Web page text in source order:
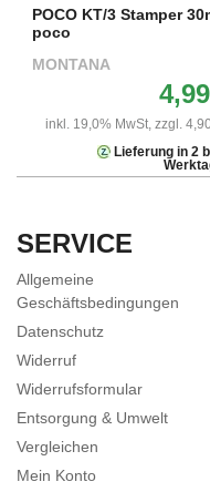
POCO KT/3 Stamper
poco
MONTANA
inkl. 19,0% MwSt, zzgl.
Lieferung in 2
SERVICE
Allgemeine
Geschäftsbedingungen
Datenschutz
Widerruf
Widerrufsformular
Entsorgung & Umwelt
Vergleichen
Mein Konto